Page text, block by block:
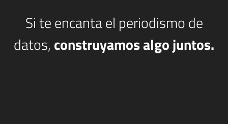
Si te encanta el periodismo de
datos, construyamos algo juntos.